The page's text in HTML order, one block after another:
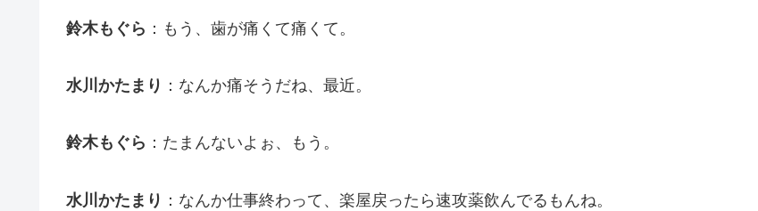
鈴木もぐら ：もう、歯が痛くて痛くて。
水川かたまり ：なんか痛そうだね、最近。
鈴木もぐら ：たまんないよぉ、もう。
水川かたまり ：なんか仕事終わって、楽屋戻ったら速攻薬飲んでるもんね。